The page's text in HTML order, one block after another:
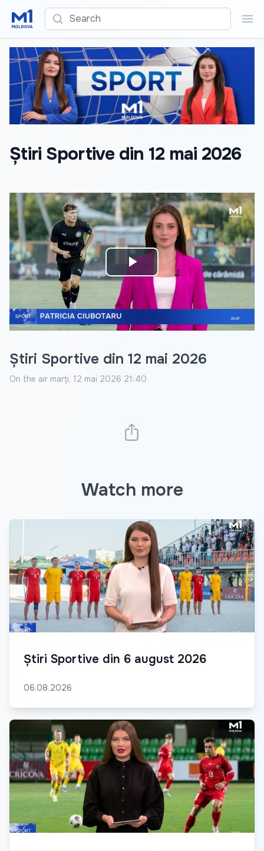
Search
Știri Sportive din 12 mai 2026
Play
Video
Știri Sportive din 12 mai 2026
On the air marți, 12 mai 2026 21:40
Watch more
Știri Sportive din 6 august 2026
06.08.2026